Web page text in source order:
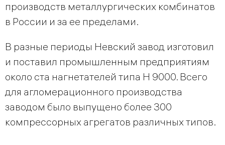
производств металлургических комбинатов
в России и за ее пределами.
В разные периоды Невский завод изготовил
и поставил промышленным предприятиям
около ста нагнетателей типа Н 9000. Всего
для агломерационного производства
заводом было выпущено более 300
компрессорных агрегатов различных типов.